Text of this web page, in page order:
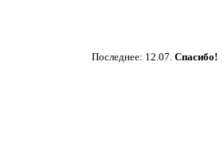
Последнее: 12.07. Спасибо!